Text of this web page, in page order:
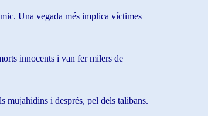
Una vegada més implica víctimes
innocents i van fer milers de
mujahidins i després, pel dels talibans.